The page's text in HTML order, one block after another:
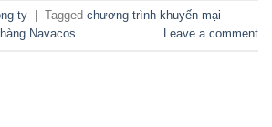
ty Tagged chương trình khuyến mại
Navacos Leave a comment